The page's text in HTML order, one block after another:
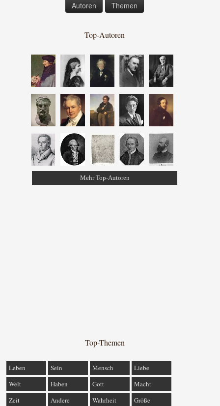
Autoren Themen
Top-Autoren
Mehr Top-Autoren
Top-Themen
Leben Sein Mensch
Liebe
Welt
Haben Gott
Macht
Zeit
Andere Wahrheit Größe